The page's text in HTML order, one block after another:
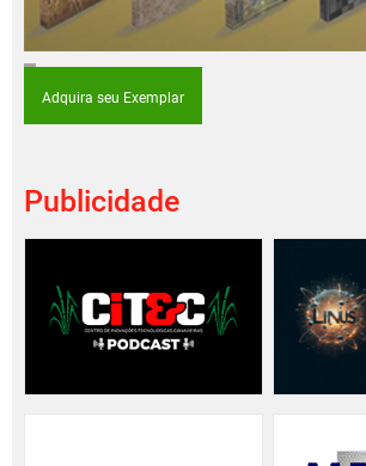
Adquira seu Exemplar
Publicidade